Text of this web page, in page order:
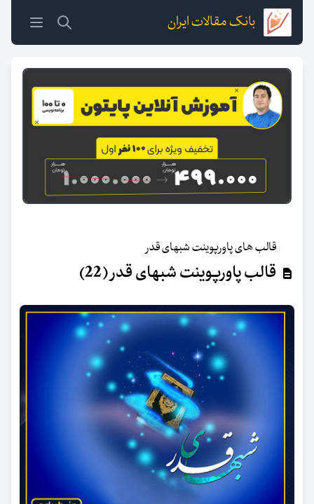
بانک مقالات ایران
قالب های پاورپوینت شبهای قدر
قالب پاورپوینت شبهای قدر (22)